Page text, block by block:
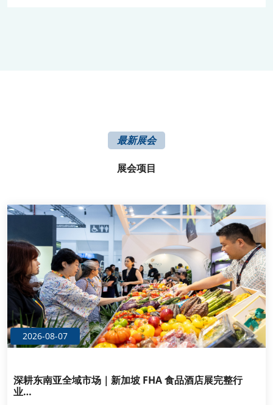
最新展会
展会项目
2026-08-07
深耕东南亚全域市场｜新加坡 FHA 食品酒店展完整行
业…